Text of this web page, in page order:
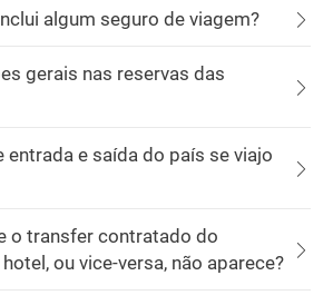
algum seguro de viagem?
gerais nas reservas das
entrada e saída do país se viajo
o transfer contratado do
ou vice-versa, não aparece?